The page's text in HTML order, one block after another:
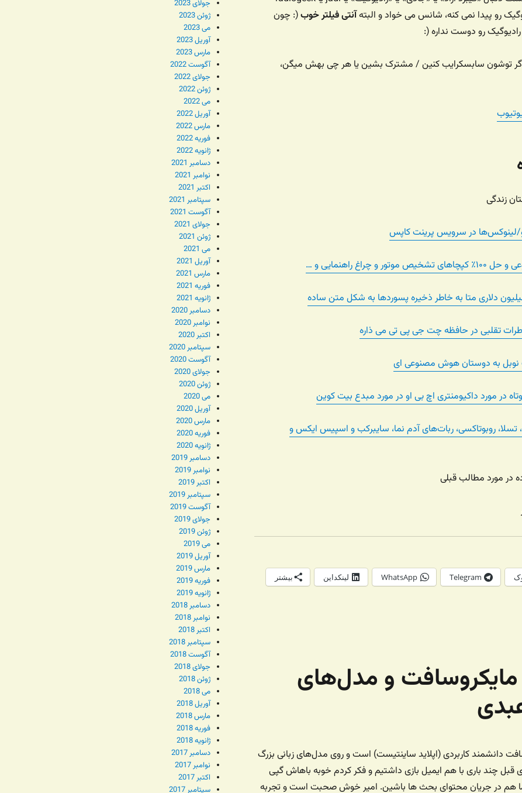
رو پیدا نمی کنه، شانس می خواد و البتهآنتی فیلتر خوب(: چون
رو دوست نداره (:
اگر توشون سابسکرایب کنین / مشترک بشین یا هر چی بهش میگن،
لینوکس‌ها در سرویس پرینت کاپس
و چراغ راهنمایی و …
تقلبی در حافظه چت جی پی تی می ذاره
نوبل به دوستان هوش مصنوعی ای
در مورد داکیومنتری اچ بی او در مورد مبدع بیت کوین
تسلا، روبوتاکسی، ربات‌های آدم نما، سایبرکب و اسپیس ایکس و
Telegram
WhatsApp لینکداین بیشتر
– زندگی، مایکروسافت و مدل‌های
دانشمند کاربردی (اپلاید ساینتیست) است و روی مدل‌های زبانی بزرگ
قبل چند باری با هم ایمیل بازی داشتیم و فکر کردم خوبه باهاش گپی
هم در جریان محتوای بحث ها باشین. امیر خوش صحبت است و تجربه
جولای 2023
ژوئن 2023
می 2023
آوریل 2023
مارس 2023
آگوست 2022
جولای 2022
ژوئن 2022
می 2022
آوریل 2022
مارس 2022
فوریه 2022
ژانویه 2022
دسامبر 2021
نوامبر 2021
اکتبر 2021
سپتامبر 2021
آگوست 2021
جولای 2021
ژوئن 2021
می 2021
آوریل 2021
مارس 2021
فوریه 2021
ژانویه 2021
دسامبر 2020
نوامبر 2020
اکتبر 2020
سپتامبر 2020
آگوست 2020
جولای 2020
ژوئن 2020
می 2020
آوریل 2020
مارس 2020
فوریه 2020
ژانویه 2020
دسامبر 2019
نوامبر 2019
اکتبر 2019
سپتامبر 2019
آگوست 2019
جولای 2019
ژوئن 2019
می 2019
آوریل 2019
مارس 2019
فوریه 2019
ژانویه 2019
دسامبر 2018
نوامبر 2018
اکتبر 2018
سپتامبر 2018
آگوست 2018
جولای 2018
ژوئن 2018
می 2018
آوریل 2018
مارس 2018
فوریه 2018
ژانویه 2018
دسامبر 2017
نوامبر 2017
اکتبر 2017
سپتامبر 2017